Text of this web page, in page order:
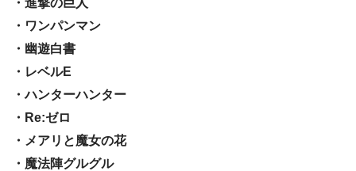
・ワンパンマン
・幽遊白書
・レベルE
・ハンターハンター
・Re:ゼロ
・メアリと魔女の花
・魔法陣グルグル